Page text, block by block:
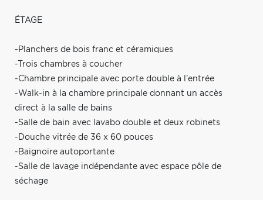
ÉTAGE
-Planchers de bois franc et céramiques
-Trois chambres à coucher
-Chambre principale avec porte double à l'entrée
-Walk-in à la chambre principale donnant un accès
direct à la salle de bains
-Salle de bain avec lavabo double et deux robinets
-Douche vitrée de 36 x 60 pouces
-Baignoire autoportante
-Salle de lavage indépendante avec espace pôle de
séchage